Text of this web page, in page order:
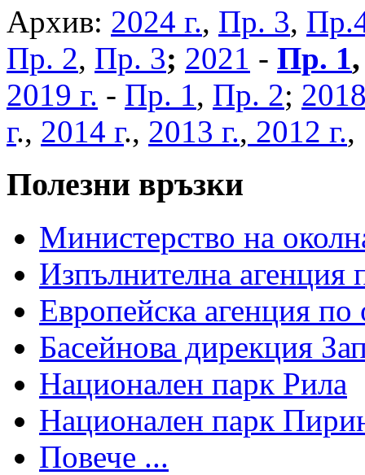
Архив: 2024 г., Пр. 3,
Пр. 2, Пр. 3; 2021 - Пр. 1
2019 г. - Пр. 1, Пр. 2;
г., 2014 г., 2013 г., 2012 г.
Полезни връзки
Министерство на
Изпълнителна агенция
Европейска агенция по
Басейнова дирекция
Национален парк Рила
Национален парк
Повече ...